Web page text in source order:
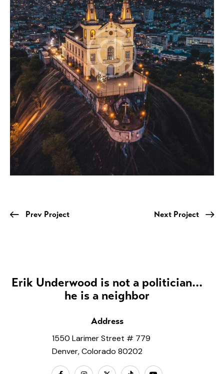
Prev Project Next Project
Erik Underwood is not a politician...
he is a neighbor
Address
1550 Larimer Street # 779
Denver, Colorado 80202